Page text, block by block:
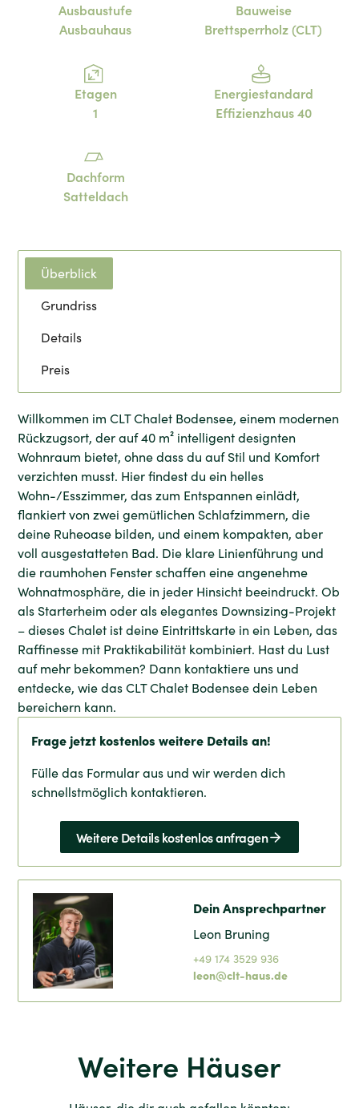
Ausbaustufe
Ausbauhaus
Bauweise
Brettsperrholz (CLT)
Etagen
1
Energiestandard
Effizienzhaus 40
Dachform
Satteldach
Überblick
Grundriss
Details
Preis
Willkommen im CLT Chalet Bodensee, einem modernen
Rückzugsort, der auf 40 m² intelligent designten
Wohnraum bietet, ohne dass du auf Stil und Komfort
verzichten musst. Hier findest du ein helles
Wohn-/Esszimmer, das zum Entspannen einlädt,
flankiert von zwei gemütlichen Schlafzimmern, die
deine Ruheoase bilden, und einem kompakten, aber
voll ausgestatteten Bad. Die klare Linienführung und
die raumhohen Fenster schaffen eine angenehme
Wohnatmosphäre, die in jeder Hinsicht beeindruckt. Ob
als Starterheim oder als elegantes Downsizing-Projekt
– dieses Chalet ist deine Eintrittskarte in ein Leben, das
Raffinesse mit Praktikabilität kombiniert. Hast du Lust
auf mehr bekommen? Dann kontaktiere uns und
entdecke, wie das CLT Chalet Bodensee dein Leben
bereichern kann.
Frage jetzt kostenlos weitere Details an!
Fülle das Formular aus und wir werden dich
schnellstmöglich kontaktieren.
Weitere Details kostenlos anfragen
Dein Ansprechpartner
Leon Bruning
+49 174 3529 936
leon@clt-haus.de
Weitere Häuser